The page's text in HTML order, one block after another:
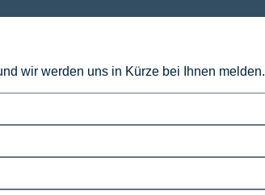
wir werden uns in Kürze bei Ihnen melden.